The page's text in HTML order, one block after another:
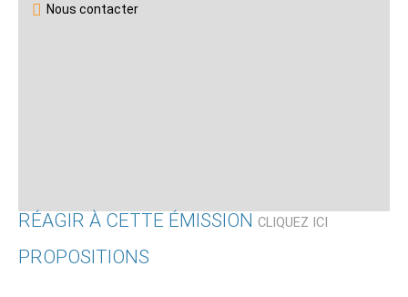
Nous contacter
RÉAGIR À CETTE ÉMISSION CLIQUEZ ICI
PROPOSITIONS